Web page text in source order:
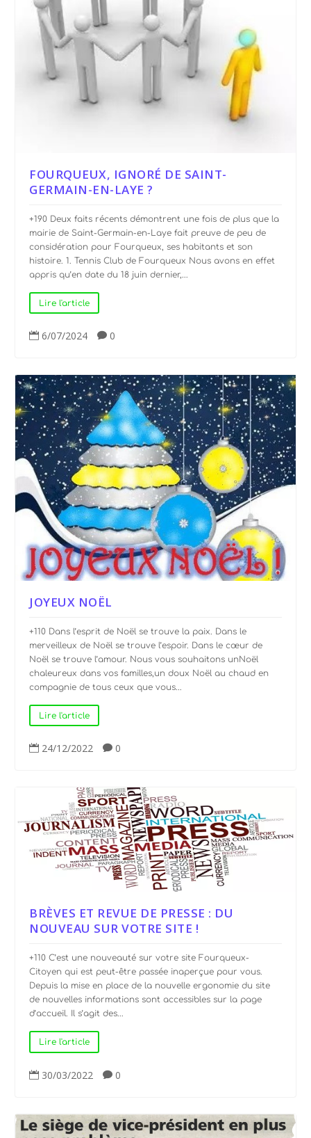
FOURQUEUX, IGNORÉ DE SAINT-
GERMAIN-EN-LAYE ?
+190 Deux faits récents démontrent une fois de plus que la
mairie de Saint-Germain-en-Laye fait preuve de peu de
considération pour Fourqueux, ses habitants et son
histoire. 1. Tennis Club de Fourqueux Nous avons en effet
appris qu’en date du 18 juin dernier,...
Lire l'article
 6/07/2024  0
JOYEUX NOËL
+110 Dans l’esprit de Noël se trouve la paix. Dans le
merveilleux de Noël se trouve l’espoir. Dans le cœur de
Noël se trouve l’amour. Nous vous souhaitons unNoël
chaleureux dans vos familles,un doux Noël au chaud en
compagnie de tous ceux que vous...
Lire l'article
 24/12/2022  0
BRÈVES ET REVUE DE PRESSE : DU
NOUVEAU SUR VOTRE SITE !
+110 C’est une nouveauté sur votre site Fourqueux-
Citoyen qui est peut-être passée inaperçue pour vous.
Depuis la mise en place de la nouvelle ergonomie du site
de nouvelles informations sont accessibles sur la page
d’accueil. Il s’agit des...
Lire l'article
 30/03/2022  0